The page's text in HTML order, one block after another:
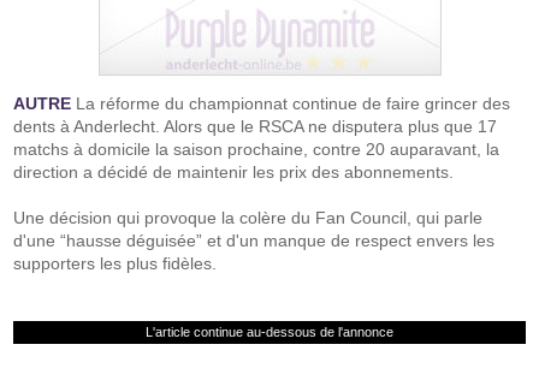
AUTRE La réforme du championnat continue de faire grincer des
dents à Anderlecht. Alors que le RSCA ne disputera plus que 17
matchs à domicile la saison prochaine, contre 20 auparavant, la
direction a décidé de maintenir les prix des abonnements.
Une décision qui provoque la colère du Fan Council, qui parle
d'une “hausse déguisée” et d'un manque de respect envers les
supporters les plus fidèles.
L'article continue au-dessous de l'annonce